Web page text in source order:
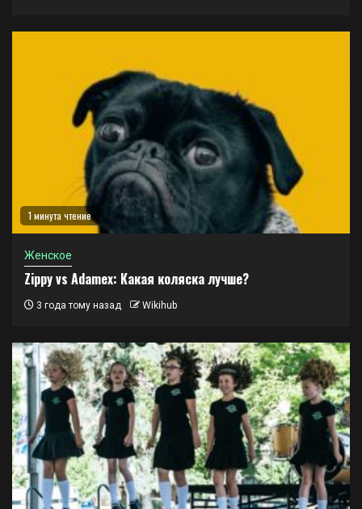
1 минута чтение
Женское
Zippy vs Adamex: Какая коляска лучше?
3 года тому назад Wikihub